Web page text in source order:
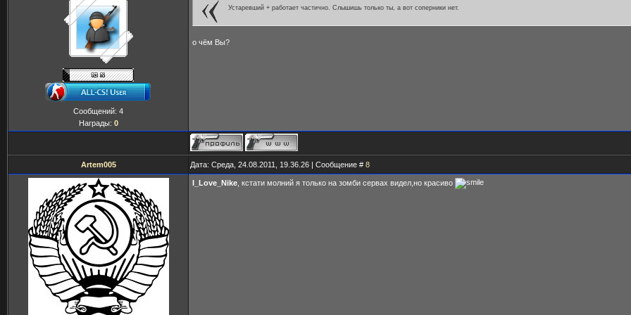
Сообщений: 4
Награды: 0
Устаревший + работает частично. Слышишь только ты, а вот соперники нет.
о чём Вы?
Artem005 Дата: Среда, 24.08.2011, 19.36.26 | Сообщение # 8
I_Love_Nike , кстати молний я только на зомби сервах видел,но красиво